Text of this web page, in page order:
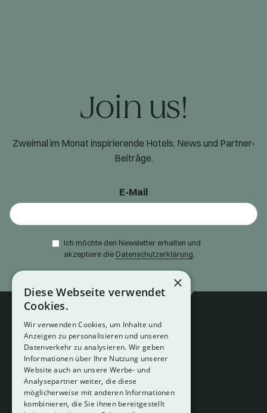
Join us!
Zweimal im Monat inspirierende Hotels, News und Partner-
Beiträge.
E-Mail
Ich möchte den Newsletter erhalten und
akzeptiere die Datenschutzerklärung
About
Hotelberatung
×
Diese Webseite verwendet
Cookies.
Wir verwenden Cookies, um Inhalte und
Anzeigen zu personalisieren und unseren
Datenverkehr zu analysieren. Wir geben
Informationen über Ihre Nutzung unserer
Website auch an unsere Werbe- und
Analysepartner weiter, die diese
möglicherweise mit anderen Informationen
kombinieren, die Sie ihnen bereitgestellt